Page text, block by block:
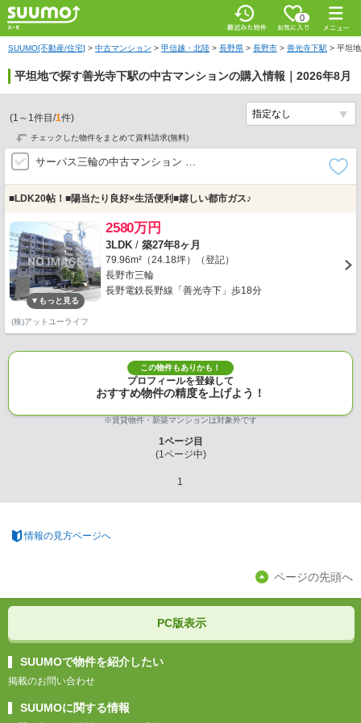
0
SUUMO[不動産/住宅] > 中古マンション > 甲信越・北陸 > 長野県 > 長野市 > 善光寺下駅 > 平坦
平坦地で探す善光寺下駅の中古マンションの購入情報｜2026年8月
(1 ～ 1件目/1件)
チェックした物件をまとめて資料請求(無料)
サーパス三輪の中古マンション …
■LDK20帖！■陽当たり良好×生活便利■嬉しい都市ガス♪
2580万円
3LDK / 築27年8ヶ月
79.96m²（24.18坪）（登記）
長野市三輪
長野電鉄長野線「善光寺下」歩18分
(株)アットユーライフ
この物件もありかも！
プロフィールを登録して
おすすめ物件の精度を上げよう！
※賃貸物件・新築マンションは対象外です
1ページ目
(1ページ中)
1
情報の見方ページへ
ページの先頭へ
PC版表示
SUUMOで物件を紹介したい
掲載のお問い合わせ
SUUMOに関する情報